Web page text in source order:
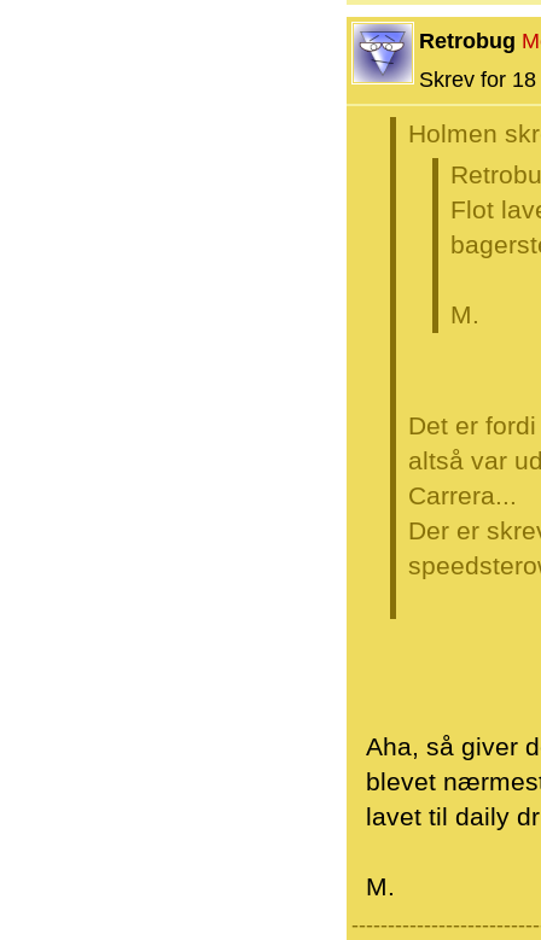
Retrobug
Skrev for
Holmen
Flot
M.
Det er
altså var
Carrera...
Der er
Aha, så giver
blevet
lavet til daily
M.